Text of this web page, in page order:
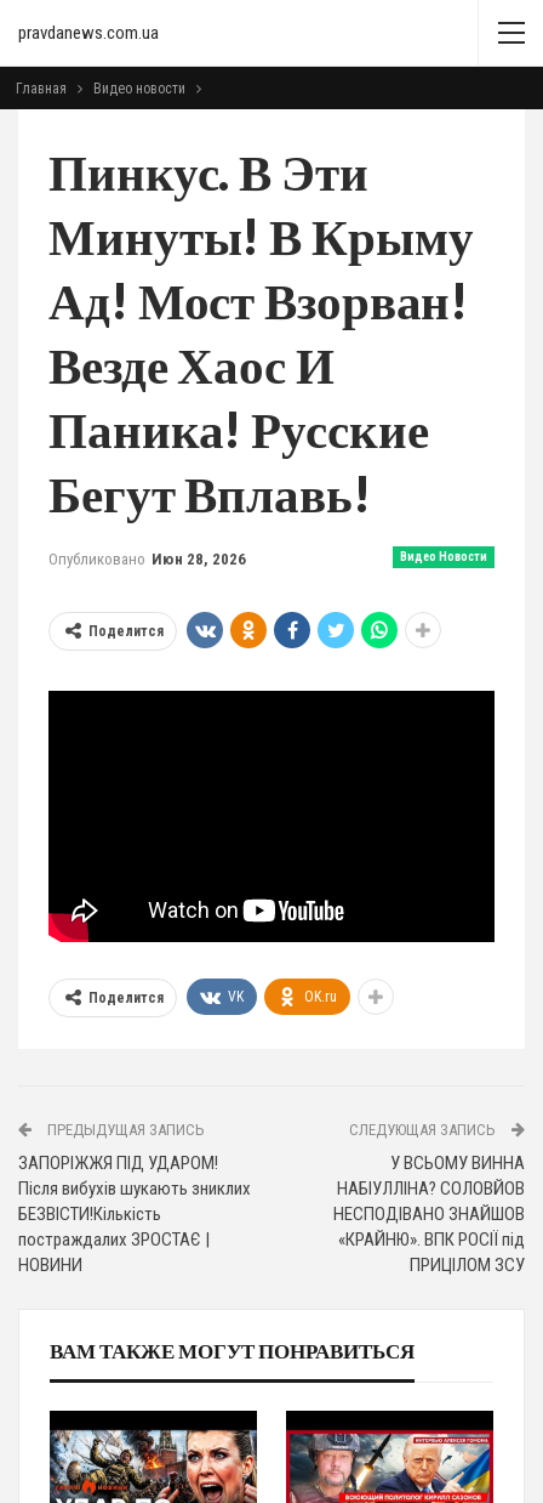
pravdanews.com.ua
Главная Видео новости
Пинкус. В Эти
Минуты! В Крыму
Ад! Мост Взорван!
Везде Хаос И
Паника! Русские
Бегут Вплавь!
Видео Новости
Опубликовано Июн 28, 2026
Поделится
Поделится VK OK.ru
ПРЕДЫДУЩАЯ ЗАПИСЬ
ЗАПОРІЖЖЯ ПІД УДАРОМ!
Після вибухів шукають зниклих
БЕЗВІСТИ!Кількість
постраждалих ЗРОСТАЄ |
НОВИНИ
СЛЕДУЮЩАЯ ЗАПИСЬ
У ВСЬОМУ ВИННА
НАБІУЛЛІНА? СОЛОВЙОВ
НЕСПОДІВАНО ЗНАЙШОВ
«КРАЙНЮ». ВПК РОСІЇ під
ПРИЦІЛОМ ЗСУ
ВАМ ТАКЖЕ МОГУТ ПОНРАВИТЬСЯ